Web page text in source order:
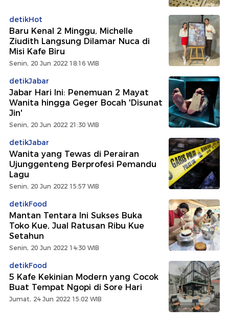
detikHot
Baru Kenal 2 Minggu, Michelle
Ziudith Langsung Dilamar Nuca di
Misi Kafe Biru
Senin, 20 Jun 2022 18:16 WIB
detikJabar
Jabar Hari Ini: Penemuan 2 Mayat
Wanita hingga Geger Bocah 'Disunat
Jin'
Senin, 20 Jun 2022 21:30 WIB
detikJabar
Wanita yang Tewas di Perairan
Ujunggenteng Berprofesi Pemandu
Lagu
Senin, 20 Jun 2022 15:57 WIB
detikFood
Mantan Tentara Ini Sukses Buka
Toko Kue, Jual Ratusan Ribu Kue
Setahun
Senin, 20 Jun 2022 14:30 WIB
detikFood
5 Kafe Kekinian Modern yang Cocok
Buat Tempat Ngopi di Sore Hari
Jumat, 24 Jun 2022 15:02 WIB